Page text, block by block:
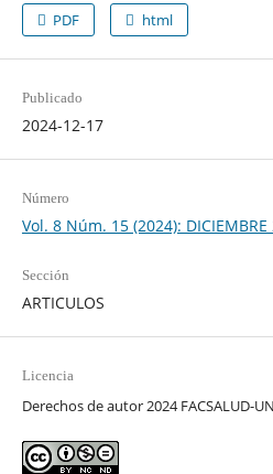
PDF html
Publicado
2024-12-17
Número
Vol. 8 Núm. 15 (2024):
Sección
ARTICULOS
Licencia
Derechos de autor 2024 FACSALUD-